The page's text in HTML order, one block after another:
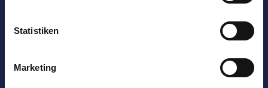
Statistiken
Marketing